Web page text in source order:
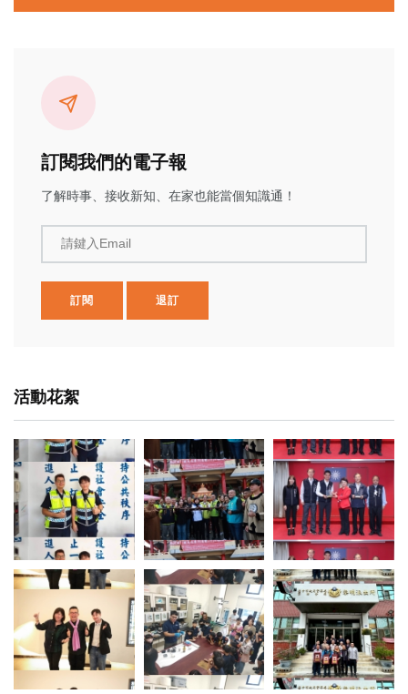
訂閱我們的電子報
了解時事、接收新知、在家也能當個知識通！
請鍵入Email
訂閱 退訂
活動花絮